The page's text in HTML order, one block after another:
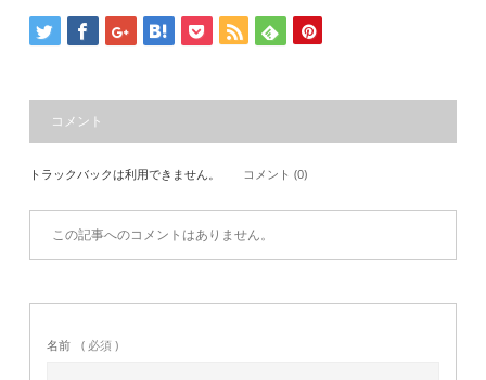
コメント
トラックバックは利用できません。 コメント (0)
この記事へのコメントはありません。
名前 ( 必須 )